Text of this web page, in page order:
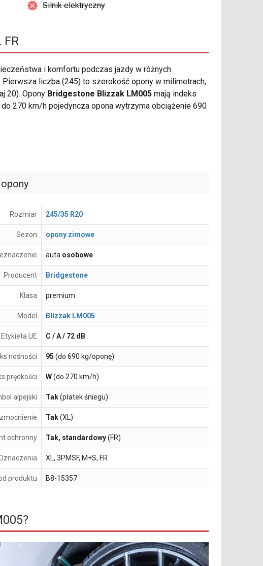
Silnik elektryczny
FR
i komfortu podczas jazdy w różnych
liczba (245) to szerokość opony w milimetrach,
20). Opony Bridgestone Blizzak LM005 mają indeks
270 km/h pojedyncza opona wytrzyma obciążenie 690
opony
Rozmiar 245/35 R20
Sezon opony zimowe
auta osobowe
Producent Bridgestone
Klasa premium
Model Blizzak LM005
Etykieta UE C / A / 72 dB
nośności 95 (do 690 kg/oponę)
prędkości W(do 270 km/h)
alpejski Tak(płatek śniegu)
Tak(XL)
ochronny Tak, standardowy(FR)
XL, 3PMSF, M+S, FR
produktu B8-15357